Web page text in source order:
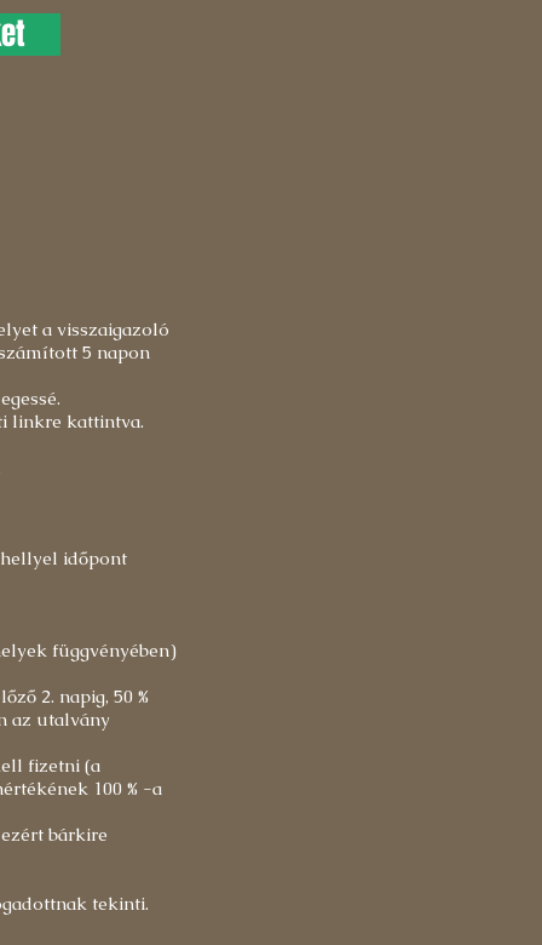
a visszaigazoló
5 napon
linkre kattintva.
időpont
függvényében)
2. napig, 50 %
az utalvány
fizetni (a
100 % -a
bárkire
tekinti.